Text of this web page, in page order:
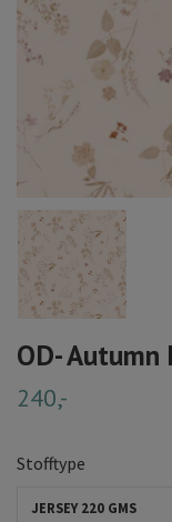
OD-
240,-
Stofftype
JERSEY 220 GMS